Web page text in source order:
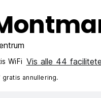
WiFi Vis alle 44
annullering.